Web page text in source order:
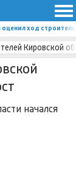
ход
Кировской